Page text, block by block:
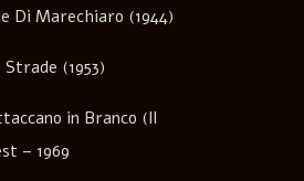
Di Marechiaro (1944)
(1953)
in Branco (Il
– 1969